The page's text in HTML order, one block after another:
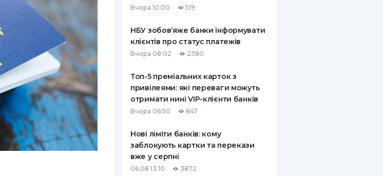
РЕЙТИНГ ДЕБЕТОВИХ
КАРТОК
ЩОМІСЯЧНИЙ ОГЛЯД
КЕШБЕКУ
ПУТІВНИКИ ПО
БАНКІВСЬКИХ КАРТКАХ
СТРАХУВАННЮ
ВСІ СТРАХОВІ ПОЛІСИ
ВІДГУКИ ПРО СТРАХОВІ
КОМПАНІЇ
КОНТАКТИ
Вчора 10:00 519
НБУ зобов’яже банки інформувати
клієнтів про статус платежів
Вчора 08:02 2380
Топ-5 преміальних карток з
привілеями: які переваги можуть
отримати нині VIP-клієнти банків
Вчора 06:50 847
Нові ліміти банків: кому
заблокують картки та перекази
вже у серпні
06.08 13:10 3872